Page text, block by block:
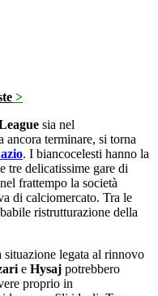
>
sia nel
ancora terminare, si torna
. I biancocelesti hanno la
tre delicatissime gare di
frattempo la società
di calciomercato. Tra le
ristrutturazione della
situazione legata al rinnovo
e Hysaj potrebbero
proprio in